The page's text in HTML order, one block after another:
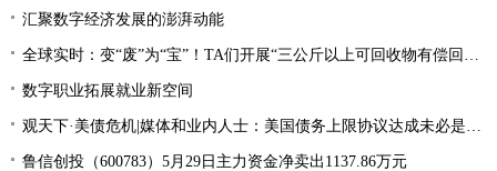
汇聚数字经济发展的澎湃动能
全球实时：变“废”为“宝”！TA们开展“三公斤以上可回收物有偿回收”宣传活动
数字职业拓展就业新空间
观天下·美债危机|媒体和业内人士：美国债务上限协议达成未必是“好消息”
鲁信创投（600783）5月29日主力资金净卖出1137.86万元